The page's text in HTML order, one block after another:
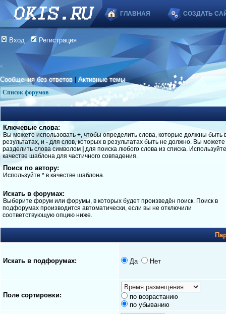
ГЛАВНАЯ СОЗДАТЬ
Вход Регистрация
Сообщения без ответов |Активные темы
Список форумов
Ключевые слова:
Вы можете использовать +, чтобы определить слова, которые должны быть
результатах, и - для слов, которых в результатах быть не должно. Вы можете
разделить слова символом
для поиска любого слова из списка.
качестве шаблона для частичного совпадения.
Поиск по автору:
Используйте * в качестве шаблона.
Искать в форумах:
Выберите форум или форумы, в которых будет произведён поиск. Поиск в
подфорумах производится автоматически, если вы не отключили
соответствующую опцию ниже.
Искать в подфорумах: Да Нет
Поле сортировки:
по возрастанию
по убыванию